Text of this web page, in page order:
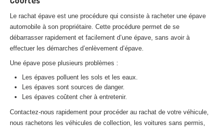
Le rachat épave est une procédure qui consiste à racheter une épave
automobile à son propriétaire. Cette procédure permet de se
débarrasser rapidement et facilement d’une épave, sans avoir à
effectuer les démarches d’enlèvement d’épave.
Une épave pose plusieurs problèmes :
Les épaves polluent les sols et les eaux.
Les épaves sont sources de danger.
Les épaves coûtent cher à entretenir.
Contactez-nous rapidement pour procéder au rachat de votre véhicule,
nous rachetons les véhicules de collection, les voitures sans permis,